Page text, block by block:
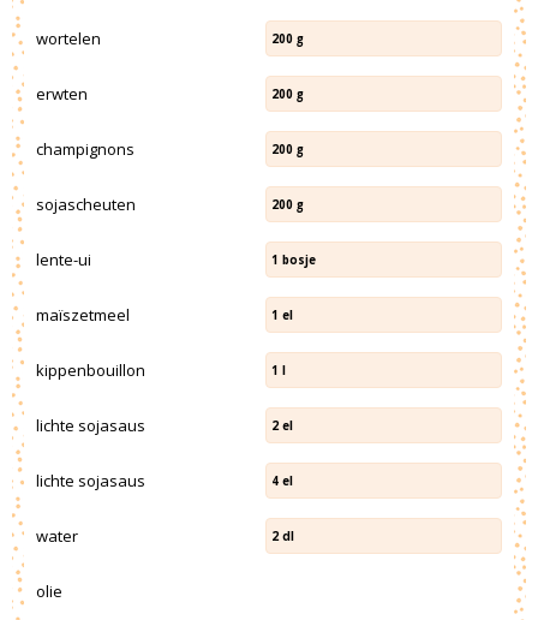
wortelen 200 g
erwten 200 g
champignons 200 g
sojascheuten 200 g
lente-ui 1 bosje
maïszetmeel 1 el
kippenbouillon 1 l
lichte sojasaus 2 el
lichte sojasaus 4 el
water 2 dl
olie